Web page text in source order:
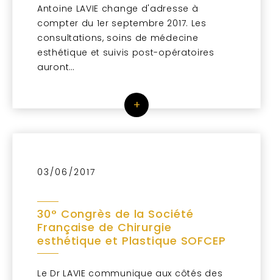
Antoine LAVIE change d'adresse à
compter du 1er septembre 2017. Les
consultations, soins de médecine
esthétique et suivis post-opératoires
auront…
+
03/06/2017
30° Congrès de la Société
Française de Chirurgie
esthétique et Plastique SOFCEP
Le Dr LAVIE communique aux côtés des